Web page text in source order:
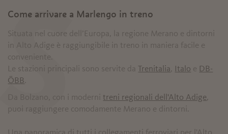
Come arrivare a Marlengo in treno
S
Situata nel cuore dell’Europa, la regione Merano e dintorni
in Alto Adige è raggiungibile in treno in maniera facile e
conveniente.
Le stazioni principali sono servite daTrenitalia Italo e DB-
ÖBB
Da Bolzano, con i moderni treni regionali dell'Alto Adige
puoi raggiungere comodamente Merano e dintorni.